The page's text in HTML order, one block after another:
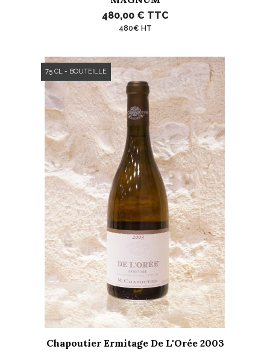
480,00 € TTC
480€ HT
Chapoutier Ermitage De L'Orée 2003
75 CL - BOUTEILLE